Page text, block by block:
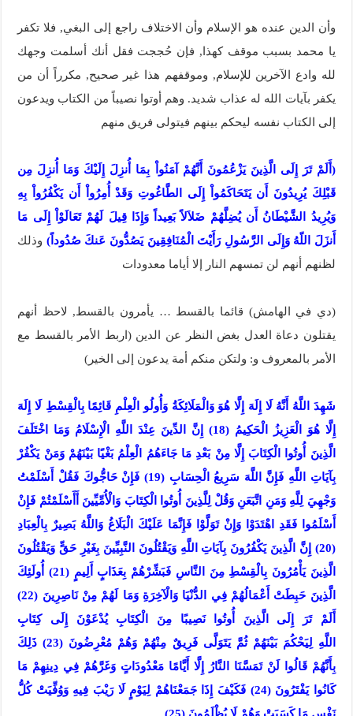
وأن الدين عنده هو الإسلام وأن الاختلاف راجع إلى البغي, فلا تكفر
يا محمد بسبب موقف كهذا, فإن حُججت فقل أنك أسلمت وجهك
لله وادع الآخرين للإسلام, وموقفهم هذا غير صحيح, مكرراً أن من
يكفر بآيات الله له عذاب شديد. وهم أوتوا نصيباً من الكتاب ويدعون
إلى الكتاب نفسه ليحكم بينهم فيتولى فريق منهم
(أَلَمْ تَرَ إِلَى الَّذِينَ يَزْعُمُونَ أَنَّهُمْ آمَنُواْ بِمَا أُنزِلَ إِلَيْكَ وَمَا أُنزِلَ مِن
قَبْلِكَ يُرِيدُونَ أَن يَتَحَاكَمُواْ إِلَى الطَّاغُوتِ وَقَدْ أُمِرُواْ أَن يَكْفُرُواْ بِهِ
وَيُرِيدُ الشَّيْطَانُ أَن يُضِلَّهُمْ ضَلاَلاً بَعِيداً وَإِذَا قِيلَ لَهُمْ تَعَالَوْاْ إِلَى مَا
أَنزَلَ اللّهُ وَإِلَى الرَّسُولِ رَأَيْتَ الْمُنَافِقِينَ يَصُدُّونَ عَنكَ صُدُوداً) وذلك
لظنهم أنهم لن تمسهم النار إلا أياما معدودات
(دي في الهامش) قائما بالقسط … يأمرون بالقسط, لاحظ أنهم
يقتلون دعاة العدل بغض النظر عن الدين (اربط الأمر بالقسط مع
الأمر بالمعروف و: ولتكن منكم أمة يدعون إلى الخير)
شَهِدَ اللَّهُ أَنَّهُ لَا إِلَهَ إِلَّا هُوَ وَالْمَلَائِكَةُ وَأُولُو الْعِلْمِ قَائِمًا بِالْقِسْطِ لَا إِلَهَ
إِلَّا هُوَ الْعَزِيزُ الْحَكِيمُ (18) إِنَّ الدِّينَ عِنْدَ اللَّهِ الْإِسْلَامُ وَمَا اخْتَلَفَ
الَّذِينَ أُوتُوا الْكِتَابَ إِلَّا مِنْ بَعْدِ مَا جَاءَهُمُ الْعِلْمُ بَغْيًا بَيْنَهُمْ وَمَنْ يَكْفُرْ
بِآيَاتِ اللَّهِ فَإِنَّ اللَّهَ سَرِيعُ الْحِسَابِ (19) فَإِنْ حَاجُّوكَ فَقُلْ أَسْلَمْتُ
وَجْهِيَ لِلَّهِ وَمَنِ اتَّبَعَنِ وَقُلْ لِلَّذِينَ أُوتُوا الْكِتَابَ وَالْأُمِّيِّينَ أَأَسْلَمْتُمْ فَإِنْ
أَسْلَمُوا فَقَدِ اهْتَدَوْا وَإِنْ تَوَلَّوْا فَإِنَّمَا عَلَيْكَ الْبَلَاغُ وَاللَّهُ بَصِيرٌ بِالْعِبَادِ
(20) إِنَّ الَّذِينَ يَكْفُرُونَ بِآيَاتِ اللَّهِ وَيَقْتُلُونَ النَّبِيِّينَ بِغَيْرِ حَقٍّ وَيَقْتُلُونَ
الَّذِينَ يَأْمُرُونَ بِالْقِسْطِ مِنَ النَّاسِ فَبَشِّرْهُمْ بِعَذَابٍ أَلِيمٍ (21) أُولَئِكَ
الَّذِينَ حَبِطَتْ أَعْمَالُهُمْ فِي الدُّنْيَا وَالْآخِرَةِ وَمَا لَهُمْ مِنْ نَاصِرِينَ (22)
أَلَمْ تَرَ إِلَى الَّذِينَ أُوتُوا نَصِيبًا مِنَ الْكِتَابِ يُدْعَوْنَ إِلَى كِتَابِ
اللَّهِ لِيَحْكُمَ بَيْنَهُمْ ثُمَّ يَتَوَلَّى فَرِيقٌ مِنْهُمْ وَهُمْ مُعْرِضُونَ (23) ذَلِكَ
بِأَنَّهُمْ قَالُوا لَنْ تَمَسَّنَا النَّارُ إِلَّا أَيَّامًا مَعْدُودَاتٍ وَغَرَّهُمْ فِي دِينِهِمْ مَا
كَانُوا يَفْتَرُونَ (24) فَكَيْفَ إِذَا جَمَعْنَاهُمْ لِيَوْمٍ لَا رَيْبَ فِيهِ وَوُفِّيَتْ كُلُّ